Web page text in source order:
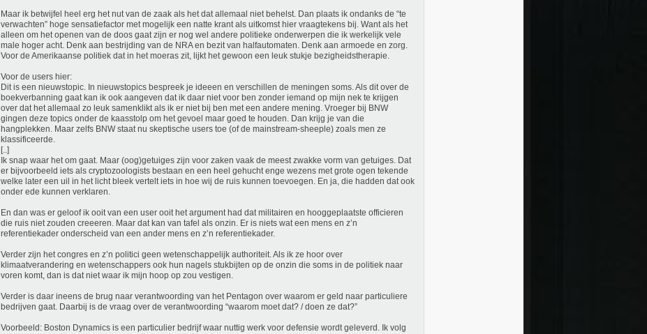
Maar ik betwijfel heel erg het nut van de zaak als het dat allemaal niet behelst. Dan plaats ik ondanks de “te
verwachten” hoge sensatiefactor met mogelijk een natte krant als uitkomst hier vraagtekens bij. Want als het
alleen om het openen van de doos gaat zijn er nog wel andere politieke onderwerpen die ik werkelijk vele
male hoger acht. Denk aan bestrijding van de NRA en bezit van halfautomaten. Denk aan armoede en zorg.
Voor de Amerikaanse politiek dat in het moeras zit, lijkt het gewoon een leuk stukje bezigheidstherapie.
Voor de users hier:
Dit is een nieuwstopic. In nieuwstopics bespreek je ideeen en verschillen de meningen soms. Als dit over de
boekverbanning gaat kan ik ook aangeven dat ik daar niet voor ben zonder iemand op mijn nek te krijgen
over dat het allemaal zo leuk samenklikt als ik er niet bij ben met een andere mening. Vroeger bij BNW
gingen deze topics onder de kaasstolp om het gevoel maar goed te houden. Dan krijg je van die
hangplekken. Maar zelfs BNW staat nu skeptische users toe (of de mainstream-sheeple) zoals men ze
klassificeerde.
[..]
Ik snap waar het om gaat. Maar (oog)getuiges zijn voor zaken vaak de meest zwakke vorm van getuiges. Dat
er bijvoorbeeld iets als cryptozoologists bestaan en een heel gehucht enge wezens met grote ogen tekende
welke later een uil in het licht bleek vertelt iets in hoe wij de ruis kunnen toevoegen. En ja, die hadden dat ook
onder ede kunnen verklaren.
En dan was er geloof ik ooit van een user ooit het argument had dat militairen en hooggeplaatste officieren
die ruis niet zouden creeeren. Maar dat kan van tafel als onzin. Er is niets wat een mens en z’n
referentiekader onderscheid van een ander mens en z’n referentiekader.
Verder zijn het congres en z’n politici geen wetenschappelijk authoriteit. Als ik ze hoor over
klimaatverandering en wetenschappers ook hun nagels stukbijten op de onzin die soms in de politiek naar
voren komt, dan is dat niet waar ik mijn hoop op zou vestigen.
Verder is daar ineens de brug naar verantwoording van het Pentagon over waarom er geld naar particuliere
bedrijven gaat. Daarbij is de vraag over de verantwoording “waarom moet dat? / doen ze dat?”
Voorbeeld: Boston Dynamics is een particulier bedrijf waar nuttig werk voor defensie wordt geleverd. Ik volg